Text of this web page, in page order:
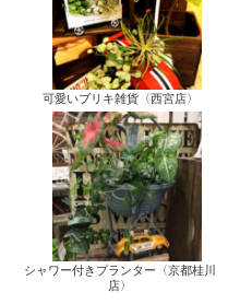
可愛いブリキ雑貨〈西宮店〉
シャワー付きプランター〈京都桂川
店〉